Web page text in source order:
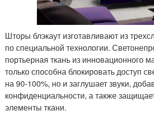
Шторы блэкаут изготавливают из
по специальной технологии.
портьерная ткань из инновационного
только способна блокировать доступ
на 90-100%, но и заглушает звуки,
конфиденциальности, а также
элементы ткани.